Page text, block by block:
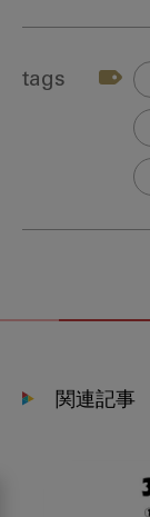
tags
関連記事